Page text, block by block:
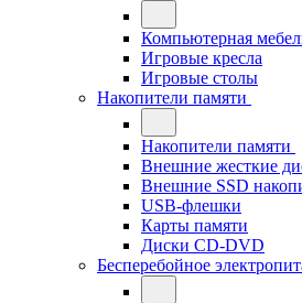
Компьютерная
Игровые кресла
Игровые столы
Накопители памяти
Накопители памяти
Внешние жесткие
Внешние SSD
USB-флешки
Карты памяти
Диски CD-DVD
Бесперебойное